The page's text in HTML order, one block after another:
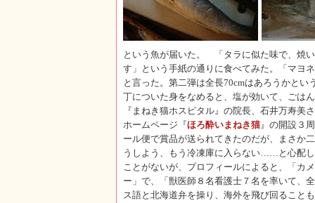
という魚が届いた。 「タラに似た味で、焼
す」という手紙の通りに食べてみた。「マヨ
と言った。第二弾は全長70cmはあろうかと
丁についた身をなめると、塩が効いて、ごは
『まねき猫ホスピタル』の院長、石井万寿美
ホームページ『ほろ酔いまねき猫』の開設３
ール便で賞品が送られてきたのだが、まさか
うしよう、もう冷凍庫に入らない……と心配
ことがないが、プロフィールによると、「カ
ー」で、「獣医師８名看護士７名を率いて、
ス語と北海道弁を操り、海外を飛び回ること